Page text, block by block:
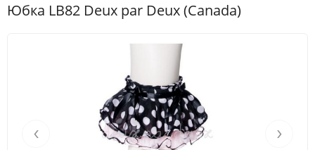
Юбка LB82 Deux par Deux (Canada)
‹ ›